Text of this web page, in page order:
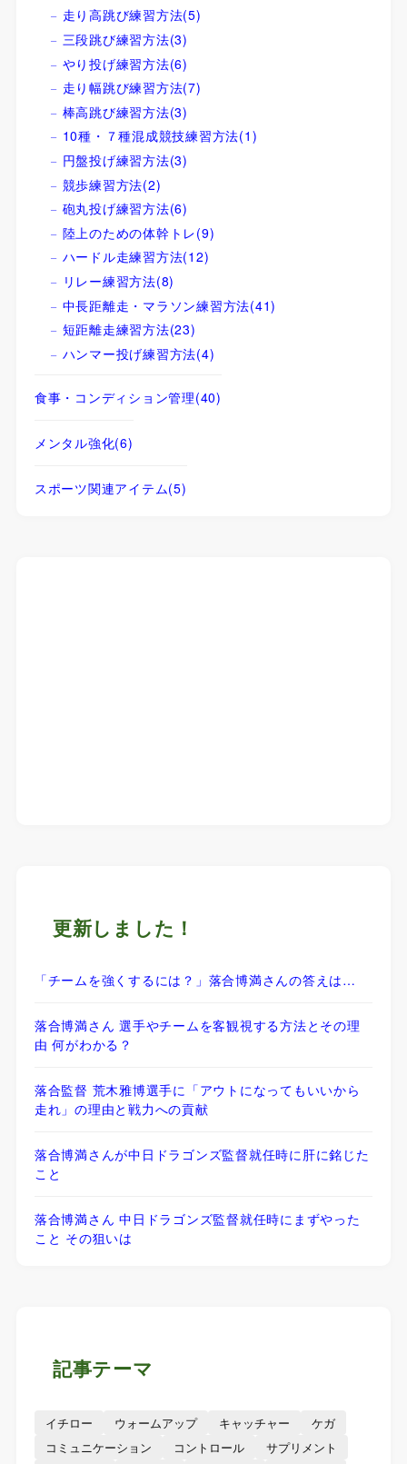
走り高跳び練習方法(5)
三段跳び練習方法(3)
やり投げ練習方法(6)
走り幅跳び練習方法(7)
棒高跳び練習方法(3)
10種・７種混成競技練習方法(1)
円盤投げ練習方法(3)
競歩練習方法(2)
砲丸投げ練習方法(6)
陸上のための体幹トレ(9)
ハードル走練習方法(12)
リレー練習方法(8)
中長距離走・マラソン練習方法(41)
短距離走練習方法(23)
ハンマー投げ練習方法(4)
食事・コンディション管理(40)
メンタル強化(6)
スポーツ関連アイテム(5)
更新しました！
「チームを強くするには？」落合博満さんの答えは…
落合博満さん 選手やチームを客観視する方法とその理
由 何がわかる？
落合監督 荒木雅博選手に「アウトになってもいいから
走れ」の理由と戦力への貢献
落合博満さんが中日ドラゴンズ監督就任時に肝に銘じた
こと
落合博満さん 中日ドラゴンズ監督就任時にまずやった
こと その狙いは
記事テーマ
イチロー ウォームアップ キャッチャー
ケガ
コミュニケーション
コントロール
サプリメント